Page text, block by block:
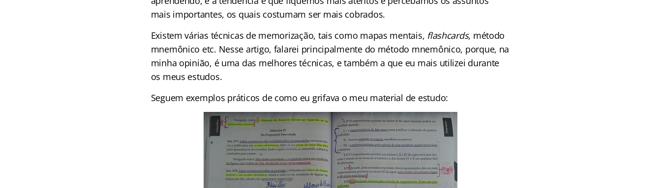
mais importantes, os quais costumam ser mais cobrados.
Existem várias técnicas de memorização, tais como mapas mentais, flashcards, método
mnemônico etc. Nesse artigo, falarei principalmente do método mnemônico, porque, na
minha opinião, é uma das melhores técnicas, e também a que eu mais utilizei durante
os meus estudos.
Seguem exemplos práticos de como eu grifava o meu material de estudo: